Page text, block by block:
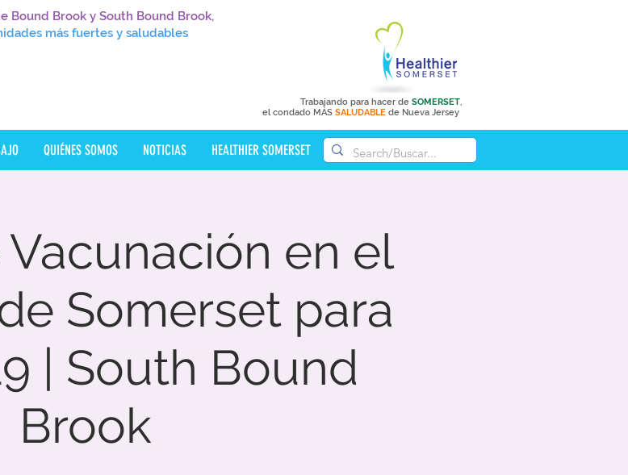
Bound Brook y South Bound Brook,
más fuertes y saludables
Trabajando para hacer de SOMERSET,
el condado MÁS SALUDABLE de Nueva Jersey
QUIÉNES SOMOS NOTICIAS HEALTHIER SOMERSET
en el
Somerset para
| South Bound
Brook